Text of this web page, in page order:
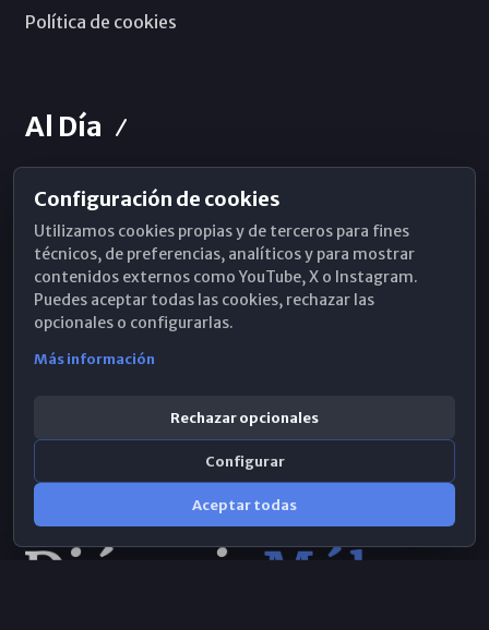
Política de cookies
Al Día
Horarios de Misa
Hemeroteca
WhatsApp
Configuración de cookies
Utilizamos cookies propias y de terceros para fines
técnicos, de preferencias, analíticos y para mostrar
contenidos externos como YouTube, X o Instagram.
Puedes aceptar todas las cookies, rechazar las
opcionales o configurarlas.
Más información
Rechazar opcionales
Configurar
Aceptar todas